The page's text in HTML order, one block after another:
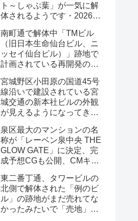
ト～しゃぶ葉」が一気に解
体されるようです・2026年
南町通で解体中「TMビル
（旧日本生命仙台ビル、ニ
ッセイ仙台ビル）」跡地で
計画されている再開発の
掲示されていました・2026
年7月
宮城野区小田原の国道45号
線沿いで建設されている宮
城交通の新本社ビルの外観
が見えるようになってきま
泉区最大のマンションの名
称が「レーベン泉中央 THE
GLOW GATE」に決定、完
成予想CGも公開、CMキャ
チマンが起用されました・
2026年7月
東二番丁通、タワービルの
北側で解体された「例のビ
ル」の跡地がまだ売れてな
かったみたいで「売地」の